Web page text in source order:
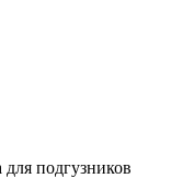
подгузников